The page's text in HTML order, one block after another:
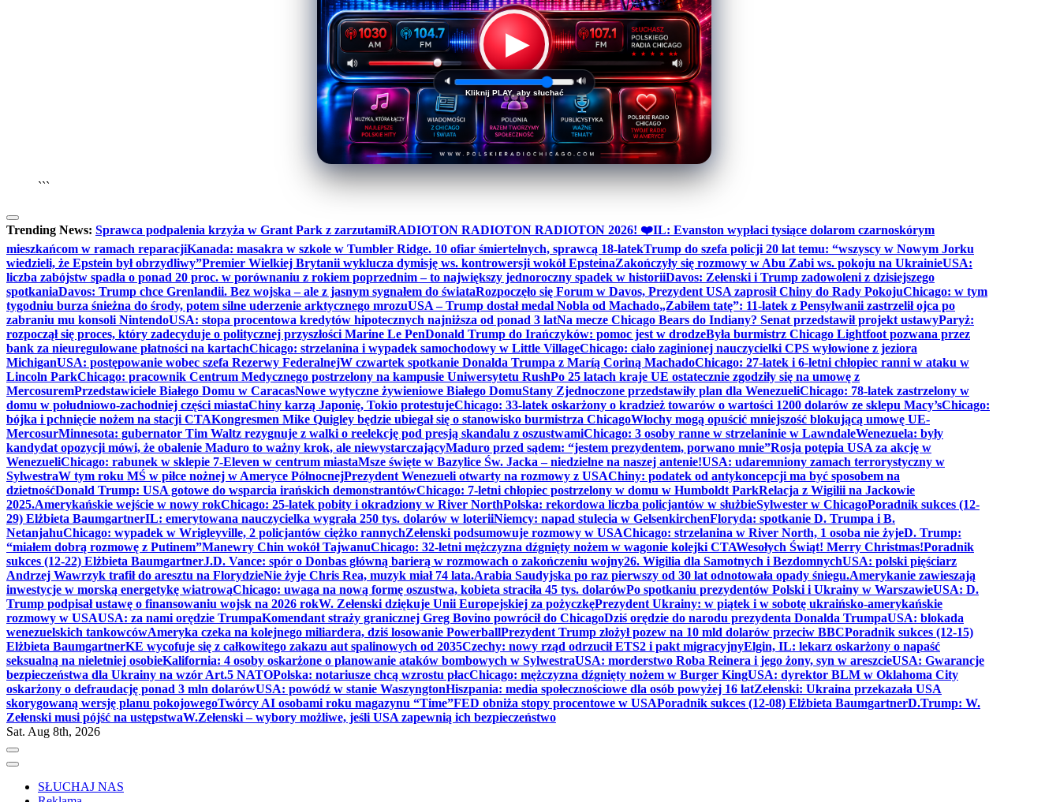
▶
🔈 🔊
Kliknij PLAY, aby słuchać
```
Trending News: Sprawca podpalenia krzyża w Grant Park z zarzutamiRADIOTON RADIOTON RADIOTON 2026! ❤️IL: Evanston wypłaci tysiące dolarom czarnoskórym
mieszkańcom w ramach reparacjiKanada: masakra w szkole w Tumbler Ridge. 10 ofiar śmiertelnych, sprawcą 18-latekTrump do szefa policji 20 lat temu: “wszyscy w Nowym Jorku
wiedzieli, że Epstein był obrzydliwy”Premier Wielkiej Brytanii wyklucza dymisję ws. kontrowersji wokół EpsteinaZakończyły się rozmowy w Abu Zabi ws. pokoju na UkrainieUSA:
liczba zabójstw spadła o ponad 20 proc. w porównaniu z rokiem poprzednim – to największy jednoroczny spadek w historiiDavos: Zełenski i Trump zadowoleni z dzisiejszego
spotkaniaDavos: Trump chce Grenlandii. Bez wojska – ale z jasnym sygnałem do świataRozpoczęło się Forum w Davos, Prezydent USA zaprosił Chiny do Rady PokojuChicago: w tym
tygodniu burza śnieżna do środy, potem silne uderzenie arktycznego mrozuUSA – Trump dostał medal Nobla od Machado„Zabiłem tatę”: 11-latek z Pensylwanii zastrzelił ojca po
zabraniu mu konsoli NintendoUSA: stopa procentowa kredytów hipotecznych najniższa od ponad 3 latNa mecze Chicago Bears do Indiany? Senat przedstawił projekt ustawyParyż:
rozpoczął się proces, który zadecyduje o politycznej przyszłości Marine Le PenDonald Trump do Irańczyków: pomoc jest w drodzeByła burmistrz Chicago Lightfoot pozwana przez
bank za nieuregulowane płatności na kartachChicago: strzelanina i wypadek samochodowy w Little VillageChicago: ciało zaginionej nauczycielki CPS wyłowione z jeziora
MichiganUSA: postępowanie wobec szefa Rezerwy FederalnejW czwartek spotkanie Donalda Trumpa z Maríą Coriną MachadoChicago: 27-latek i 6-letni chłopiec ranni w ataku w
Lincoln ParkChicago: pracownik Centrum Medycznego postrzelony na kampusie Uniwersytetu RushPo 25 latach kraje UE ostatecznie zgodziły się na umowę z
MercosuremPrzedstawiciele Białego Domu w CaracasNowe wytyczne żywieniowe Białego DomuStany Zjednoczone przedstawiły plan dla WenezueliChicago: 78-latek zastrzelony w
domu w południowo-zachodniej części miastaChiny karzą Japonię, Tokio protestujeChicago: 33-latek oskarżony o kradzież towarów o wartości 1200 dolarów ze sklepu Macy’sChicago:
bójka i pchnięcie nożem na stacji CTAKongresmen Mike Quigley będzie ubiegał się o stanowisko burmistrza ChicagoWłochy mogą opuścić mniejszość blokującą umowę UE-
MercosurMinnesota: gubernator Tim Waltz rezygnuje z walki o reelekcję pod presją skandalu z oszustwamiChicago: 3 osoby ranne w strzelaninie w LawndaleWenezuela: były
kandydat opozycji mówi, że obalenie Maduro to ważny krok, ale niewystarczającyMaduro przed sądem: “jestem prezydentem, porwano mnie”Rosja potępia USA za akcję w
WenezueliChicago: rabunek w sklepie 7-Eleven w centrum miastaMsze święte w Bazylice Św. Jacka – niedzielne na naszej antenie!USA: udaremniony zamach terrorystyczny w
SylwestraW tym roku MŚ w piłce nożnej w Ameryce PółnocnejPrezydent Wenezueli otwarty na rozmowy z USAChiny: podatek od antykoncepcji ma być sposobem na
dzietnośćDonald Trump: USA gotowe do wsparcia irańskich demonstrantówChicago: 7-letni chłopiec postrzelony w domu w Humboldt ParkRelacja z Wigilii na Jackowie
2025.Amerykańskie wejście w nowy rokChicago: 25-latek pobity i okradziony w River NorthPolska: rekordowa liczba policjantów w służbieSylwester w ChicagoPoradnik sukces (12-
29) Elżbieta BaumgartnerIL: emerytowana nauczycielka wygrała 250 tys. dolarów w loteriiNiemcy: napad stulecia w GelsenkirchenFloryda: spotkanie D. Trumpa i B.
NetanjahuChicago: wypadek w Wrigleyville, 2 policjantów ciężko rannychZełenski podsumowuje rozmowy w USAChicago: strzelanina w River North, 1 osoba nie żyjeD. Trump:
“miałem dobrą rozmowę z Putinem”Manewry Chin wokół TajwanuChicago: 32-letni mężczyzna dźgnięty nożem w wagonie kolejki CTAWesołych Świąt! Merry Christmas!Poradnik
sukces (12-22) Elżbieta BaumgartnerJ.D. Vance: spór o Donbas główną barierą w rozmowach o zakończeniu wojny26. Wigilia dla Samotnych i BezdomnychUSA: polski pięściarz
Andrzej Wawrzyk trafił do aresztu na FlorydzieNie żyje Chris Rea, muzyk miał 74 lata.Arabia Saudyjska po raz pierwszy od 30 lat odnotowała opady śniegu.Amerykanie zawieszają
inwestycje w morską energetykę wiatrowąChicago: uwaga na nową formę oszustwa, kobieta straciła 45 tys. dolarówPo spotkaniu prezydentów Polski i Ukrainy w WarszawieUSA: D.
Trump podpisał ustawę o finansowaniu wojsk na 2026 rokW. Zełenski dziękuje Unii Europejskiej za pożyczkęPrezydent Ukrainy: w piątek i w sobotę ukraińsko-amerykańskie
rozmowy w USAUSA: za nami orędzie TrumpaKomendant straży granicznej Greg Bovino powrócił do ChicagoDziś orędzie do narodu prezydenta Donalda TrumpaUSA: blokada
wenezuelskich tankowcówAmeryka czeka na kolejnego miliardera, dziś losowanie PowerballPrezydent Trump złożył pozew na 10 mld dolarów przeciw BBCPoradnik sukces (12-15)
Elżbieta BaumgartnerKE wycofuje się z całkowitego zakazu aut spalinowych od 2035Czechy: nowy rząd odrzucił ETS2 i pakt migracyjnyElgin, IL: lekarz oskarżony o napaść
seksualną na nieletniej osobieKalifornia: 4 osoby oskarżone o planowanie ataków bombowych w SylwestraUSA: morderstwo Roba Reinera i jego żony, syn w areszcieUSA: Gwarancje
bezpieczeństwa dla Ukrainy na wzór Art.5 NATOPolska: notariusze chcą wzrostu płacChicago: mężczyzna dźgnięty nożem w Burger KingUSA: dyrektor BLM w Oklahoma City
oskarżony o defraudację ponad 3 mln dolarówUSA: powódź w stanie WaszyngtonHiszpania: media społecznościowe dla osób powyżej 16 latZełenski: Ukraina przekazała USA
skorygowaną wersję planu pokojowegoTwórcy AI osobami roku magazynu “Time”FED obniża stopy procentowe w USAPoradnik sukces (12-08) Elżbieta BaumgartnerD.Trump: W.
Zełenski musi pójść na ustępstwaW.Zełenski – wybory możliwe, jeśli USA zapewnią ich bezpieczeństwo
Sat. Aug 8th, 2026
SŁUCHAJ NAS